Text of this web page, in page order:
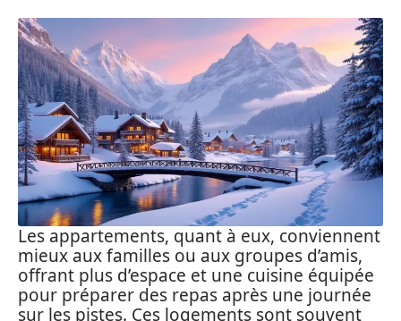
Les appartements, quant à eux, conviennent
mieux aux familles ou aux groupes d’amis,
offrant plus d’espace et une cuisine équipée
pour préparer des repas après une journée
sur les pistes. Ces logements sont souvent